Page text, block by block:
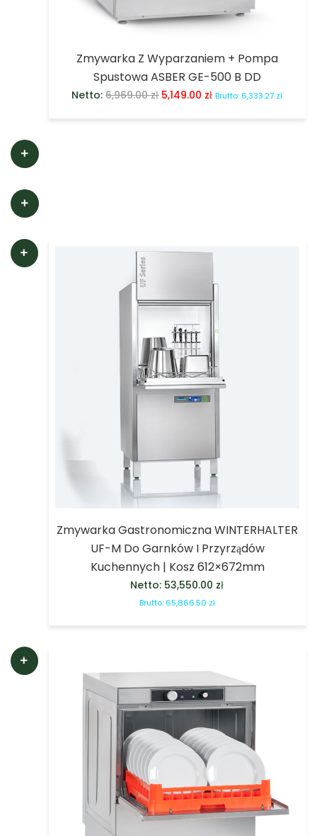
Zmywarka Z Wyparzaniem + Pompa
Spustowa ASBER GE-500 B DD
Netto:6,969.00zł 5,149.00 zł Brutto: 6,333.27 zł
Zmywarka Gastronomiczna WINTERHALTER
UF-M Do Garnków I Przyrządów
Kuchennych | Kosz 612×672mm
Netto: 53,550.00 zł
Brutto: 65,866.50 zł